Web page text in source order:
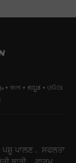
বাংলা ಕನ್ನಡ
ଓଡିଆ
ਪਸ਼ੂ ਪਾਲਣ
ਸਫਲਤਾ